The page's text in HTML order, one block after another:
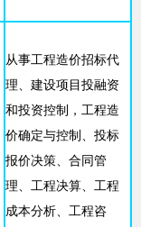
从事工程造价招标代
理、建设项目投融资
和投资控制，工程造
价确定与控制、投标
报价决策、合同管
理、工程决算、工程
成本分析、工程咨